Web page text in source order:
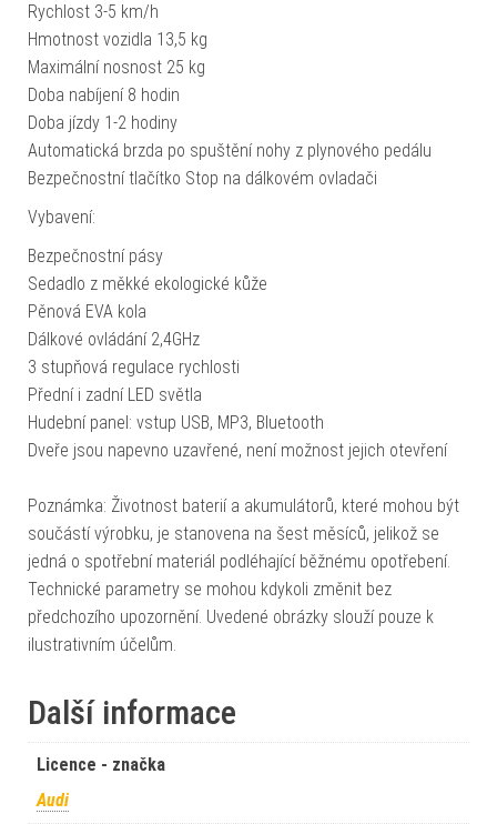
Rychlost 3-5 km/h
Hmotnost vozidla 13,5 kg
Maximální nosnost 25 kg
Doba nabíjení 8 hodin
Doba jízdy 1-2 hodiny
Automatická brzda po spuštění nohy z plynového pedálu
Bezpečnostní tlačítko Stop na dálkovém ovladači
Vybavení:
Bezpečnostní pásy
Sedadlo z měkké ekologické kůže
Pěnová EVA kola
Dálkové ovládání 2,4GHz
3 stupňová regulace rychlosti
Přední i zadní LED světla
Hudební panel: vstup USB, MP3, Bluetooth
Dveře jsou napevno uzavřené, není možnost jejich otevření
Poznámka: Životnost baterií a akumulátorů, které mohou být
součástí výrobku, je stanovena na šest měsíců, jelikož se
jedná o spotřební materiál podléhající běžnému opotřebení.
Technické parametry se mohou kdykoli změnit bez
předchozího upozornění. Uvedené obrázky slouží pouze k
ilustrativním účelům.
Další informace
Licence - značka
Audi